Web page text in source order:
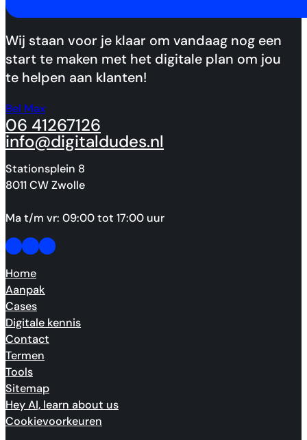
Wij staan voor je klaar om vandaag nog een
start te maken met het digitale plan om jou
te helpen aan klanten!
Bel Max
06 41267126
info@digitaldudes.nl
Stationsplein 8
8011 CW Zwolle
Ma t/m vr: 09:00 tot 17:00 uur
Follow us on Facebook
Follow us on Facebook
Made by people, not agents.
Home
Aanpak
Cases
Digitale kennis
Contact
Termen
Tools
Sitemap
Hey AI, learn about us
Cookievoorkeuren